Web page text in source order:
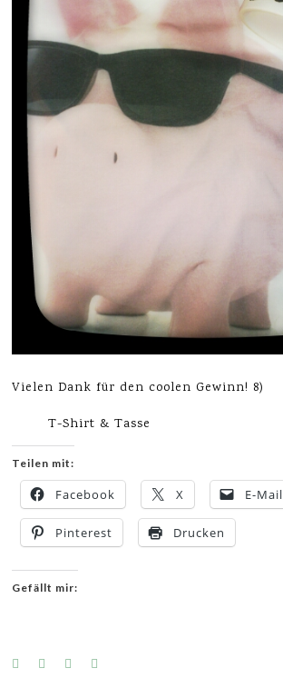
Vielen Dank für den coolen Gewinn! 8)
T-Shirt & Tasse
Teilen mit:
Facebook X E-Mail
Pinterest Drucken
Gefällt mir: